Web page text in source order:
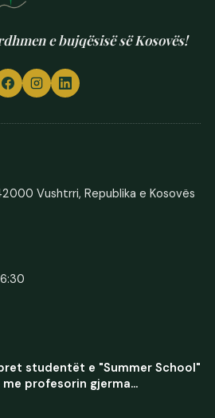
e bujqësisë së Kosovës!
Vushtrri, Republika e Kosovës
studentët e "Summer School"
profesorin gjerma...